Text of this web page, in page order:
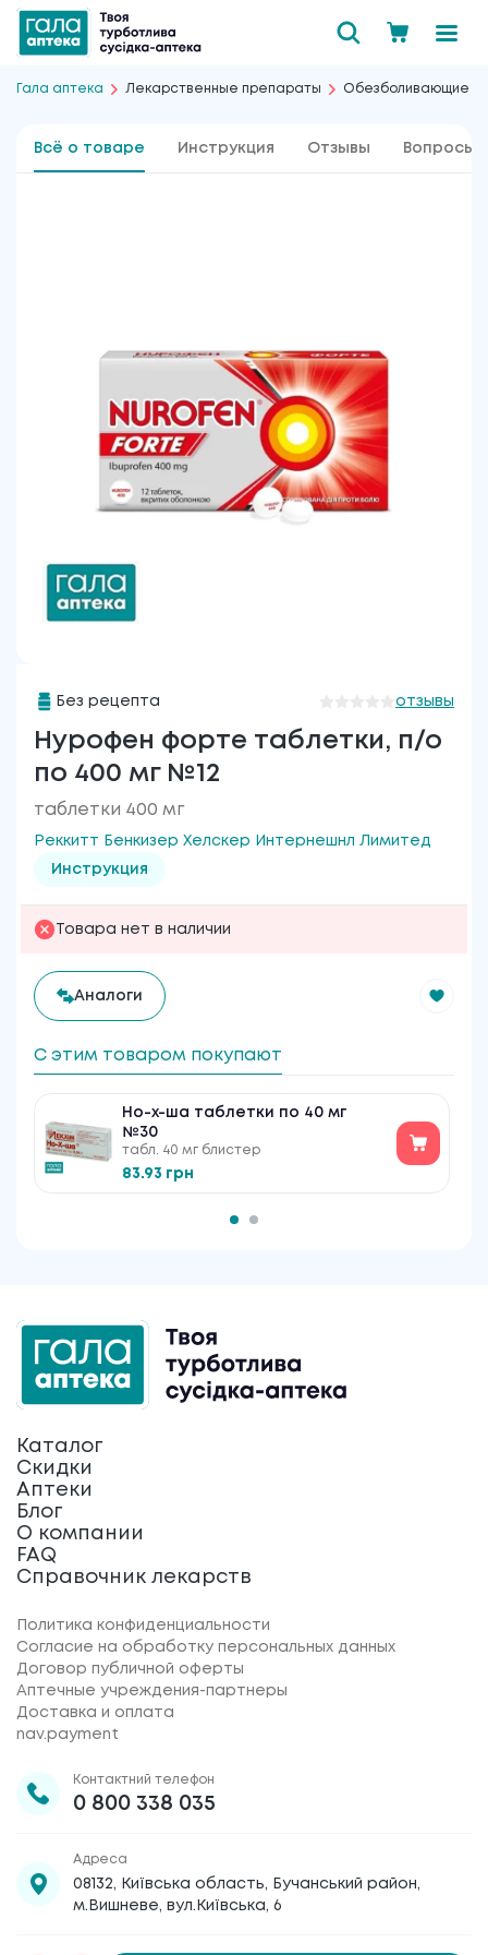
Гала аптека Лекарственные препараты Обезболивающие
Всё о товаре Инструкция Отзывы Вопросы
Без рецепта отзывы
Нурофен форте таблетки, п/о
по 400 мг №12
таблетки 400 мг
Реккитт Бенкизер Хелскер Интернешнл Лимитед
Инструкция
Товара нет в наличии
Аналоги
С этим товаром покупают
Но-х-ша таблетки по 40 мг
№30
табл. 40 мг блистер
83.93 грн
Каталог
Скидки
Аптеки
Блог
О компании
FAQ
Справочник лекарств
Политика конфиденциальности
Согласие на обработку персональных данных
Договор публичной оферты
Аптечные учреждения-партнеры
Доставка и оплата
nav.payment
Контактний телефон
0 800 338 035
Адреса
08132, Київська область, Бучанський район,
м.Вишневе, вул.Київська, 6